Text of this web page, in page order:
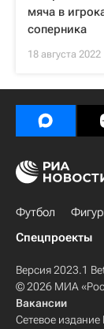
мяча в
соперника
18 августа 2022
Футбол
Спецпроекты
Версия 2023.1
© 2026 МИА
Вакансии
Сетевое